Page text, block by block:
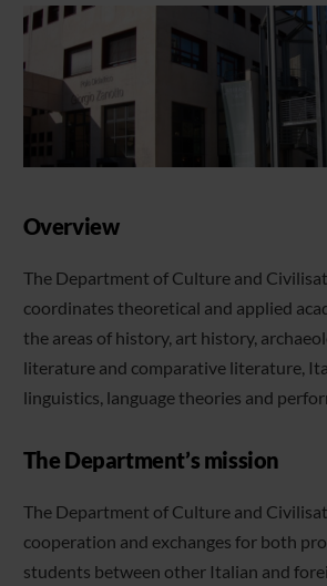
Overview
The Department of Culture and
coordinates theoretical and applied
the areas of history, art history,
literature and comparative literature,
linguistics, language theories and
The Department’s mission
The Department of Culture and
cooperation and exchanges for both
students between other Italian and